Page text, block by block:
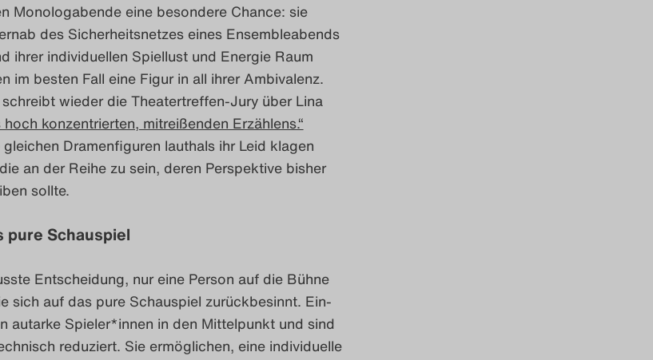
Monologabende eine besondere Chance: sie
des Sicherheitsnetzes eines Ensembleabends
ihrer individuellen Spiellust und Energie Raum
im besten Fall eine Figur in all ihrer Ambivalenz.
schreibt wieder die Theatertreffen-Jury über Lina
konzentrierten, mitreißenden Erzählens.“
Dramenfiguren lauthals ihr Leid klagen
an der Reihe zu sein, deren Perspektive bisher
sollte.
pure Schauspiel
Entscheidung, nur eine Person auf die Bühne
sich auf das pure Schauspiel zurückbesinnt. Ein-
autarke Spieler*innen in den Mittelpunkt und sind
reduziert. Sie ermöglichen, eine individuelle